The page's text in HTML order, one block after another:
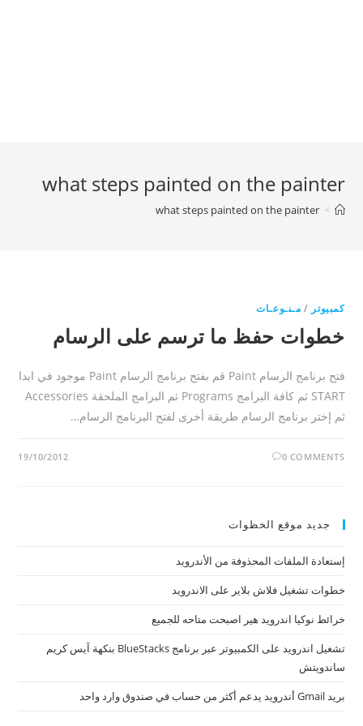
what steps painted on the painter
>
what steps painted on the painter
كمبيوتر / مـنـوعـات
خطوات حفظ ما ترسم على الرسام
فتح برنامج الرسام Paint قم بفتح برنامج الرسام Paint موجود في ابدا
START ثم كافة البرامج Programs ثم البرامج الملحقة Accessories
ثم إختر برنامج الرسام طريقة أخرى لفتح البرنامج الرسام…
0 COMMENTS
19/10/2012
جديد موقع الخظوات
إستعادة الملفات المحذوفة من الأندرويد
خطوات تشغيل فلاش بلاير على الاندرويد
خرائط نوكيا اندرويد هير اصبحت متاحه للجميع
تشغيل اندرويد على الكمبيوتر عبر برنامج BlueStacks بنكهة آيس كريم
ساندويتش
بريد Gmail أندرويد يدعم أكثر من حساب في صندوق وارد واحد